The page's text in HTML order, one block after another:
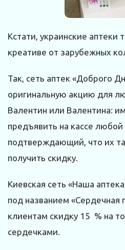
Кстати, украинские аптеки
креативе от зарубежных
Так, сеть аптек «Доброго
оригинальную акцию для
Валентин или Валентина:
предъявить на кассе
подтверждающий, что их
получить скидку.
Киевская сеть «Наша
под названием «Сердечная
клиентам скидку 15 % на
сердечками.